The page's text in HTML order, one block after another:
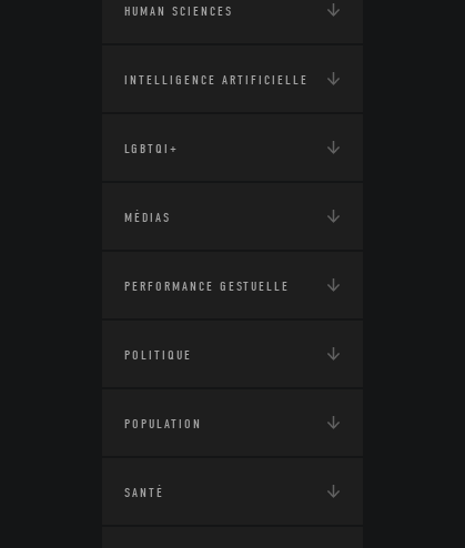
HUMAN SCIENCES
INTELLIGENCE ARTIFICIELLE
LGBTQI+
MÉDIAS
PERFORMANCE GESTUELLE
POLITIQUE
POPULATION
SANTÉ